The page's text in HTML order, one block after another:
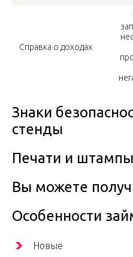
Справка о доходах
Знаки
стенды
Печати и штампы
Вы можете
Особенности
Новые